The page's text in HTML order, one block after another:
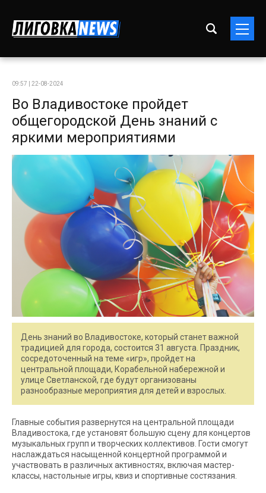
09:57 | 22-08-2024
Во Владивостоке пройдет
общегородской День знаний с
яркими мероприятиями
День знаний во Владивостоке, который станет важной
традицией для города, состоится 31 августа. Праздник,
сосредоточенный на теме «игр», пройдет на
центральной площади, Корабельной набережной и
улице Светланской, где будут организованы
разнообразные мероприятия для детей и взрослых.
Главные события развернутся на центральной площади
Владивостока, где установят большую сцену для концертов
музыкальных групп и творческих коллективов. Гости смогут
наслаждаться насыщенной концертной программой и
участвовать в различных активностях, включая мастер-
классы, настольные игры, квиз и спортивные состязания.